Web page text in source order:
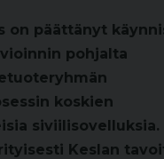
on päättänyt
pohjalta
koskien
siviilisovelluksia.
Keslan